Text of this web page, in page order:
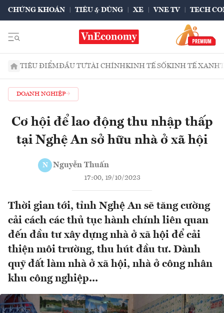
CHỨNG KHOÁN TIÊU & DÙNG XE VNE TV TECH
TIÊU ĐIỂMĐẦU TƯTÀI CHÍNHKINH TẾ SỐKINH TẾ XANH
DOANH NGHIỆP
Cơ hội để lao động thu nhập thấp
tại Nghệ An sở hữu nhà ở xã hội
N Nguyễn Thuấn
17:00, 19/10/2023
Thời gian tới, tỉnh Nghệ An sẽ tăng cường
cải cách các thủ tục hành chính liên quan
đến đầu tư xây dựng nhà ở xã hội để cải
thiện môi trường, thu hút đầu tư. Dành
quỹ đất làm nhà ở xã hội, nhà ở công nhân
khu công nghiệp...